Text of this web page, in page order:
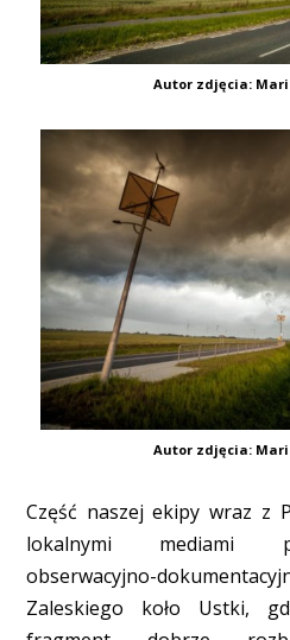
Autor zdjęcia:
Autor zdjęcia:
Część naszej ekipy wraz z
lokalnymi mediami
obserwacyjno-
Zaleskiego koło Ustki,